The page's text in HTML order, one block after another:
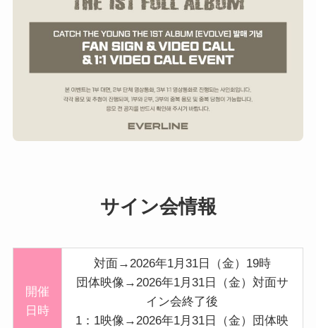
サイン会情報
開催
日時
対面→2026年1月31日（金）19時
団体映像→2026年1月31日（金）対面サ
イン会終了後
1：1映像→2026年1月31日（金）団体映